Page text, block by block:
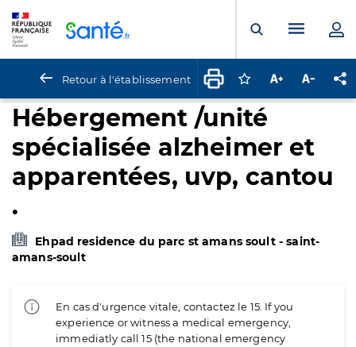
Ouvrir laMenu
Retour à l'établissement Connectez-vous
Augmenter la
Hébergement /unité
spécialisée alzheimer et
apparentées, uvp, cantou
.
Ehpad residence du parc st amans soult - saint-
amans-soult
En cas d'urgence vitale, contactez le 15. If you
experience or witness a medical emergency,
immediatly call 15 (the national emergency